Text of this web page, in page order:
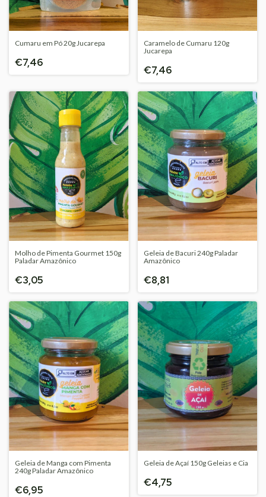
Cumaru em Pó 20g Jucarepa
€7,46
Caramelo de Cumaru 120g
Jucarepa
€7,46
Molho de Pimenta Gourmet 150g
Paladar Amazônico
€3,05
Geleia de Bacuri 240g Paladar
Amazônico
€8,81
Geleia de Manga com Pimenta
240g Paladar Amazônico
€6,95
Geleia de Açaí 150g Geleias e Cia
€4,75